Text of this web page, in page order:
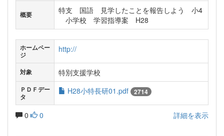
概要
特支 国語 見学したことを報告しよう 小4
小学校 学習指導案 H28
ホームペー
ジ
http://
対象 特別支援学校
ＰＤＦデー
タ
H28小特長研01.pdf 2714
0 0 詳細を表示